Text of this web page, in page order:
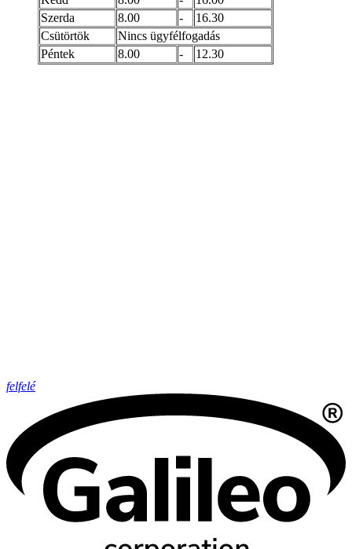
Szerda
8.00 -
16.30
Csütörtök
Nincs ügyfélfogadás
Péntek
8.00 - 12.30
felfelé